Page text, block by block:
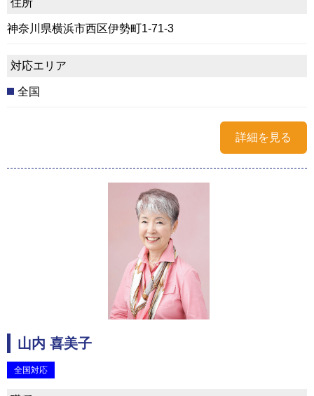
神奈川県横浜市西区伊勢町1-71-3
対応エリア
全国
詳細を見る
山内 喜美子
全国対応